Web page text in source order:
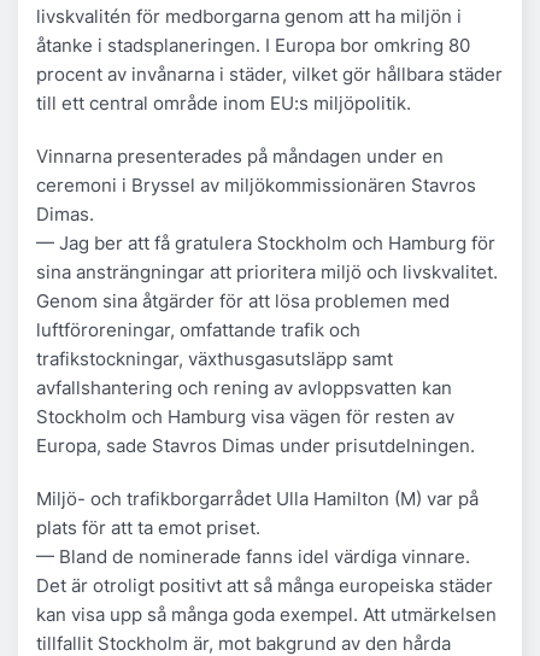
livskvalitén för medborgarna genom att ha miljön i
åtanke i stadsplaneringen. I Europa bor omkring 80
procent av invånarna i städer, vilket gör hållbara städer
till ett central område inom EU:s miljöpolitik.
Vinnarna presenterades på måndagen under en
ceremoni i Bryssel av miljökommissionären Stavros
Dimas.
— Jag ber att få gratulera Stockholm och Hamburg för
sina ansträngningar att prioritera miljö och livskvalitet.
Genom sina åtgärder för att lösa problemen med
luftföroreningar, omfattande trafik och
trafikstockningar, växthusgasutsläpp samt
avfallshantering och rening av avloppsvatten kan
Stockholm och Hamburg visa vägen för resten av
Europa, sade Stavros Dimas under prisutdelningen.
Miljö- och trafikborgarrådet Ulla Hamilton (M) var på
plats för att ta emot priset.
— Bland de nominerade fanns idel värdiga vinnare.
Det är otroligt positivt att så många europeiska städer
kan visa upp så många goda exempel. Att utmärkelsen
tillfallit Stockholm är, mot bakgrund av den hårda